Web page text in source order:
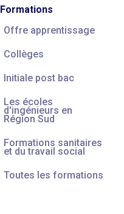
Formations
Offre apprentissage
Collèges
Initiale post bac
Les écoles
d'ingénieurs en
Région Sud
Formations sanitaires
et du travail social
Toutes les formations